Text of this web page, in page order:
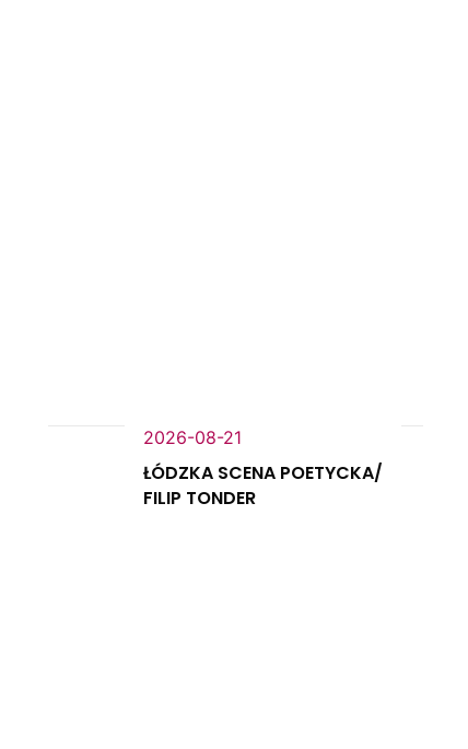
2026-08-21
ŁÓDZKA SCENA POETYCKA/
FILIP TONDER